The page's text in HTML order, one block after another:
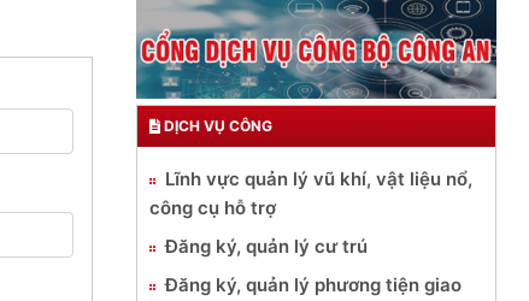
DỊCH VỤ CÔNG
Lĩnh vực quản lý vũ khí, vật liệu nổ,
công cụ hỗ trợ
Đăng ký, quản lý cư trú
Đăng ký, quản lý phương tiện giao